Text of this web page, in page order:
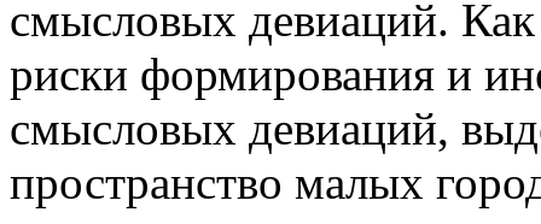
смысловых девиаций.
риски формирования и
смысловых девиаций,
пространство малых